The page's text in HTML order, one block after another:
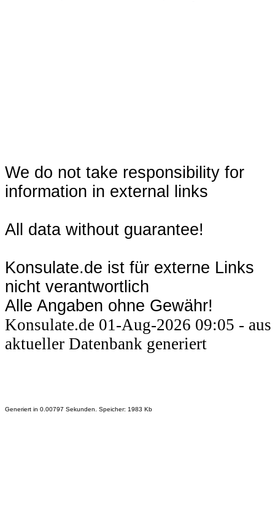
We do not take responsibility for
information in external links
All data without guarantee!
Konsulate.de ist für externe Links
nicht verantwortlich
Alle Angaben ohne Gewähr!
Konsulate.de 01-Aug-2026 09:05 - aus
aktueller Datenbank generiert
Generiert in 0.00797 Sekunden. Speicher: 1983 Kb